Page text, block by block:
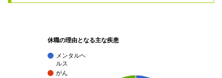
休職の理由となる主な疾患
メンタルヘ
ルス
がん